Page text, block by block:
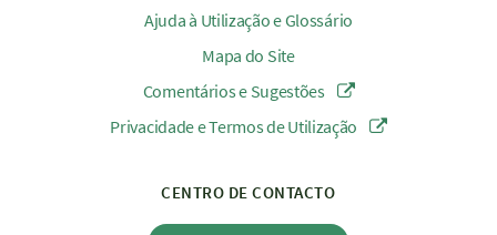
Ajuda à Utilização e Glossário
Mapa do Site
Comentários e Sugestões
Privacidade e Termos de Utilização
CENTRO DE CONTACTO